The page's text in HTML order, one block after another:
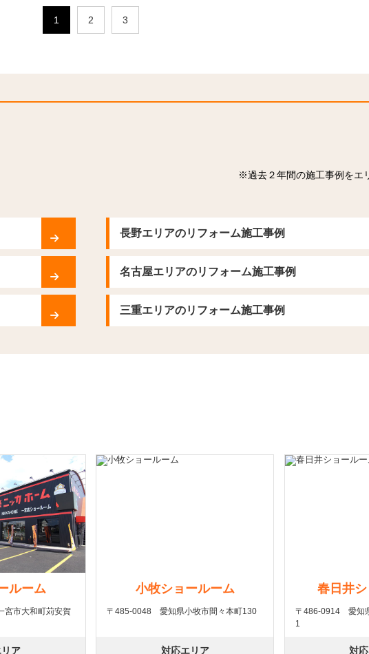
1 2 3
※過去２年間の施工事例をエ
長野エリアのリフォーム施工事例
名古屋エリアのリフォーム施工事例
三重エリアのリフォーム施工事例
ルーム
市大和町苅安賀
ア
小牧ショールーム
〒485-0048 愛知県小牧市間々本町130
対応エリア
春日井
〒486-0914 愛知
1
対